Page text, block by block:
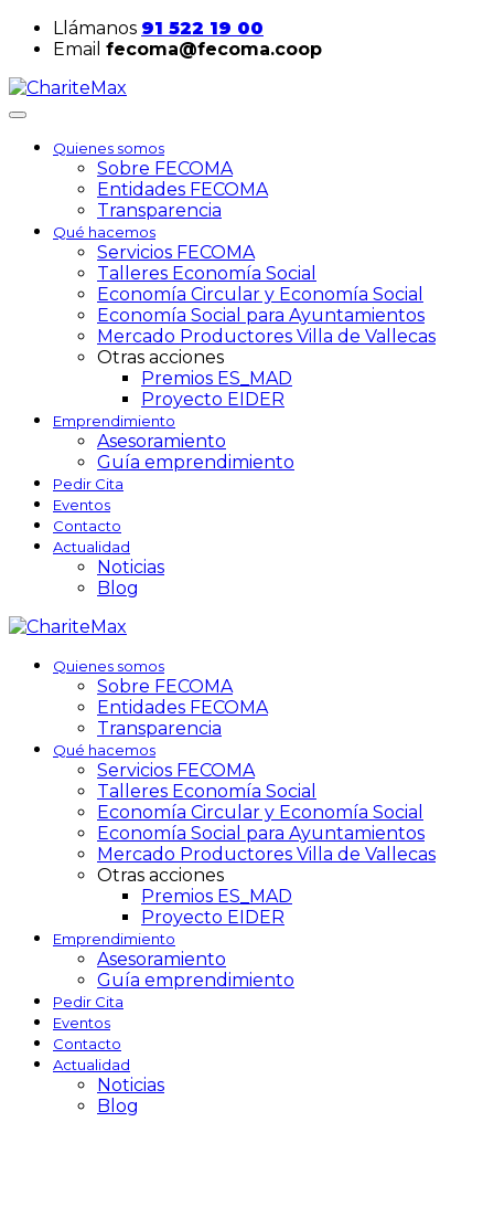
Llámanos 91 522 19 00
Email fecoma@fecoma.coop
Quienes somos
Sobre FECOMA
Entidades FECOMA
Transparencia
Qué hacemos
Servicios FECOMA
Talleres Economía Social
Economía Circular y Economía Social
Economía Social para Ayuntamientos
Mercado Productores Villa de Vallecas
Otras acciones
Premios ES_MAD
Proyecto EIDER
Emprendimiento
Asesoramiento
Guía emprendimiento
Pedir Cita
Eventos
Contacto
Actualidad
Noticias
Blog
Quienes somos
Sobre FECOMA
Entidades FECOMA
Transparencia
Qué hacemos
Servicios FECOMA
Talleres Economía Social
Economía Circular y Economía Social
Economía Social para Ayuntamientos
Mercado Productores Villa de Vallecas
Otras acciones
Premios ES_MAD
Proyecto EIDER
Emprendimiento
Asesoramiento
Guía emprendimiento
Pedir Cita
Eventos
Contacto
Actualidad
Noticias
Blog